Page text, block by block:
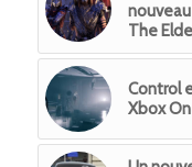
The
Control
Xbox